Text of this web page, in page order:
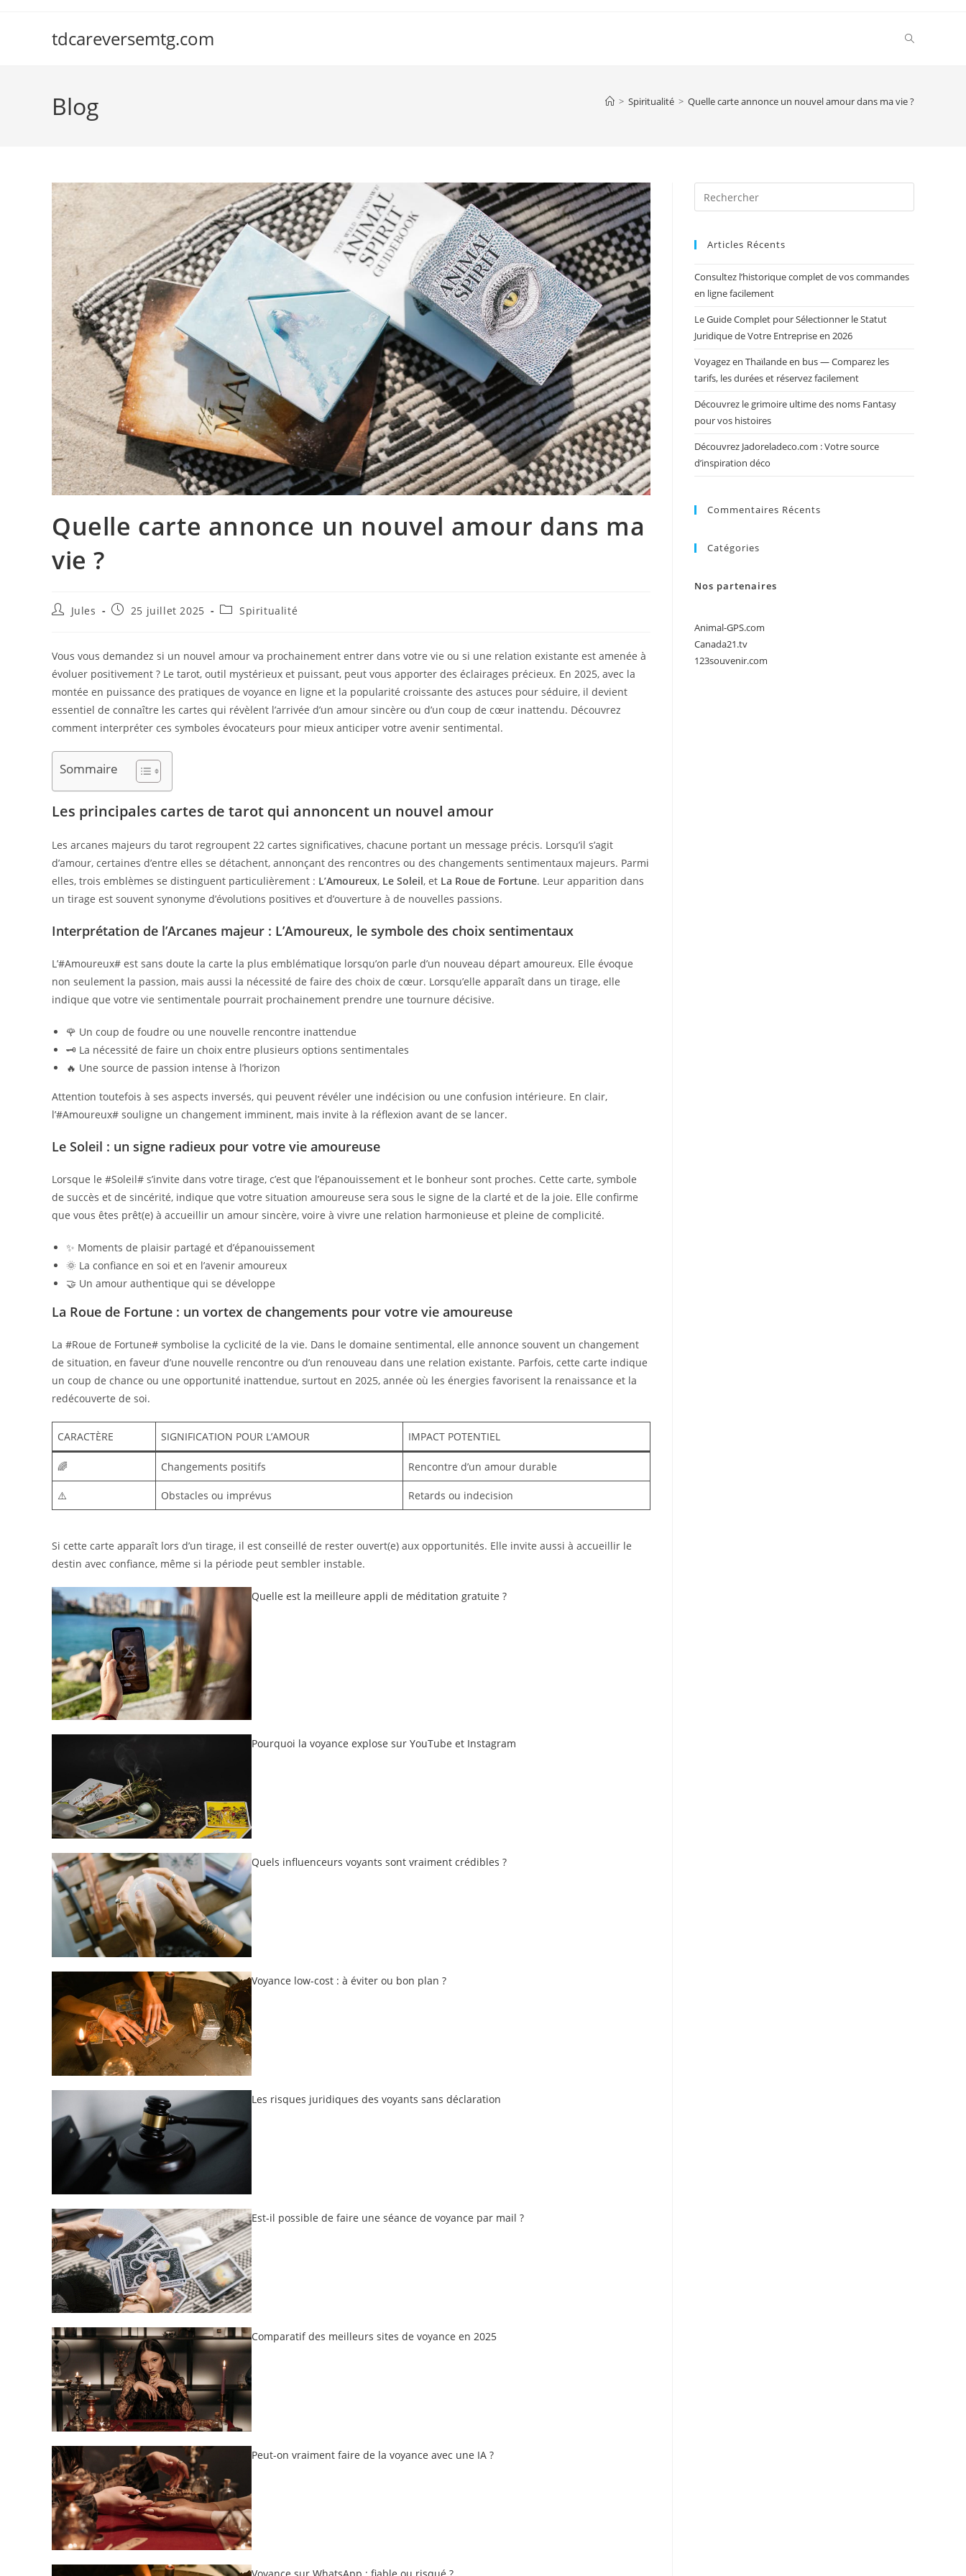
tdcareversemtg.com Toggle
Blog > Spiritualité > Quelle carte annonce un nouvel amour dans ma vie ?
Quelle carte annonce un nouvel amour dans ma
vie ?
Auteur/autrice
publication :
Jules
Publication
25 juillet 2025
PostSpiritualité
Vous vous demandez si un nouvel amour va prochainement entrer dans votre vie ou si une relation existante est amenée à
évoluer positivement ? Le tarot, outil mystérieux et puissant, peut vous apporter des éclairages précieux. En 2025, avec la
montée en puissance des pratiques de voyance en ligne et la popularité croissante des astuces pour séduire, il devient
essentiel de connaître les cartes qui révèlent l’arrivée d’un amour sincère ou d’un coup de cœur inattendu. Découvrez
comment interpréter ces symboles évocateurs pour mieux anticiper votre avenir sentimental.
Sommaire
Les principales cartes de tarot qui annoncent un nouvel amour
Les arcanes majeurs du tarot regroupent 22 cartes significatives, chacune portant un message précis. Lorsqu’il s’agit
d’amour, certaines d’entre elles se détachent, annonçant des rencontres ou des changements sentimentaux majeurs. Parmi
elles, trois emblèmes se distinguent particulièrement : L’Amoureux, Le Soleil, et La Roue de Fortune. Leur apparition dans
un tirage est souvent synonyme d’évolutions positives et d’ouverture à de nouvelles passions.
Interprétation de l’Arcanes majeur : L’Amoureux, le symbole des choix sentimentaux
L’#Amoureux# est sans doute la carte la plus emblématique lorsqu’on parle d’un nouveau départ amoureux. Elle évoque
non seulement la passion, mais aussi la nécessité de faire des choix de cœur. Lorsqu’elle apparaît dans un tirage, elle
indique que votre vie sentimentale pourrait prochainement prendre une tournure décisive.
🌹 Un coup de foudre ou une nouvelle rencontre inattendue
🗝️ La nécessité de faire un choix entre plusieurs options sentimentales
🔥 Une source de passion intense à l’horizon
Attention toutefois à ses aspects inversés, qui peuvent révéler une indécision ou une confusion intérieure. En clair,
l’#Amoureux# souligne un changement imminent, mais invite à la réflexion avant de se lancer.
Le Soleil : un signe radieux pour votre vie amoureuse
Lorsque le #Soleil# s’invite dans votre tirage, c’est que l’épanouissement et le bonheur sont proches. Cette carte, symbole
de succès et de sincérité, indique que votre situation amoureuse sera sous le signe de la clarté et de la joie. Elle confirme
que vous êtes prêt(e) à accueillir un amour sincère, voire à vivre une relation harmonieuse et pleine de complicité.
✨ Moments de plaisir partagé et d’épanouissement
🌞 La confiance en soi et en l’avenir amoureux
🤝 Un amour authentique qui se développe
La Roue de Fortune : un vortex de changements pour votre vie amoureuse
La #Roue de Fortune# symbolise la cyclicité de la vie. Dans le domaine sentimental, elle annonce souvent un changement
de situation, en faveur d’une nouvelle rencontre ou d’un renouveau dans une relation existante. Parfois, cette carte indique
un coup de chance ou une opportunité inattendue, surtout en 2025, année où les énergies favorisent la renaissance et la
redécouverte de soi.
CARACTÈRE SIGNIFICATION POUR L’AMOUR IMPACT POTENTIEL
🌈 Changements positifs Rencontre d’un amour durable
⚠️ Obstacles ou imprévus Retards ou indecision
Si cette carte apparaît lors d’un tirage, il est conseillé de rester ouvert(e) aux opportunités. Elle invite aussi à accueillir le
destin avec confiance, même si la période peut sembler instable.
Quelle est la meilleure appli de méditation gratuite ?
Pourquoi la voyance explose sur YouTube et Instagram
Quels influenceurs voyants sont vraiment crédibles ?
Voyance low-cost : à éviter ou bon plan ?
Les risques juridiques des voyants sans déclaration
Est-il possible de faire une séance de voyance par mail ?
Comparatif des meilleurs sites de voyance en 2025
Peut-on vraiment faire de la voyance avec une IA ?
Escape
Articles Récents
Consultez l’historique complet de vos commandes
en ligne facilement
Le Guide Complet pour Sélectionner le Statut
Juridique de Votre Entreprise en 2026
Voyagez en Thaïlande en bus — Comparez les
tarifs, les durées et réservez facilement
Découvrez le grimoire ultime des noms Fantasy
pour vos histoires
Découvrez Jadoreladeco.com : Votre source
d’inspiration déco
Commentaires Récents
Catégories
Nos partenaires
Animal-GPS.com
Canada21.tv
123souvenir.com